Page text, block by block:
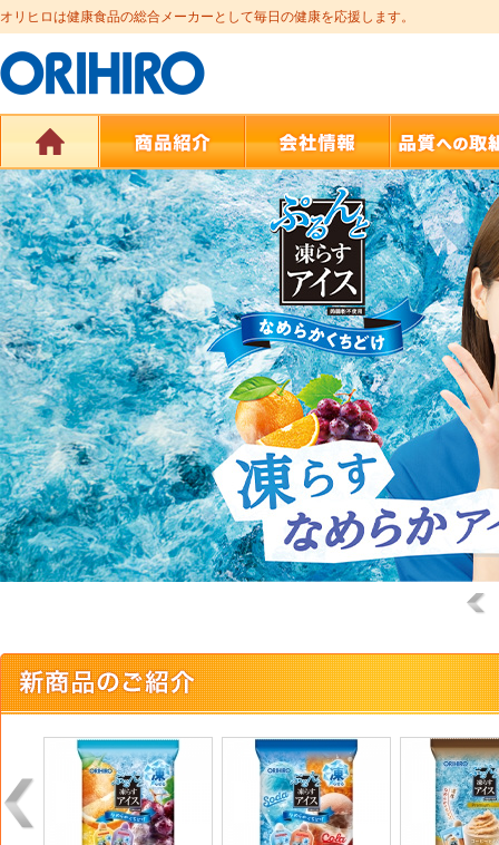
オリヒロは健康食品の総合メーカーとして毎日の健康を応援します。